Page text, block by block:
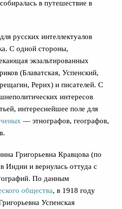
в путешествие в
для русских интеллектуалов
С одной стороны,
экзальтированных
(Блаватская, Успенский,
Рерих) и писателей. С
интересов
интереснейшее поле для
— этнографов, географов,
Григорьевна Кравцова (по
Индии и вернулась оттуда с
По данным
общества, в 1918 году
Успенская